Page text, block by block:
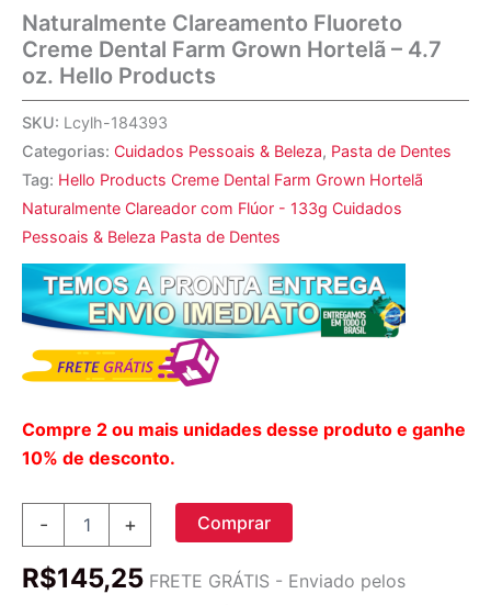
Naturalmente Clareamento Fluoreto
Creme Dental Farm Grown Hortelã – 4.7
oz. Hello Products
SKU: Lcylh-184393
Categorias: Cuidados Pessoais & Beleza, Pasta de Dentes
Tag: Hello Products Creme Dental Farm Grown Hortelã
Naturalmente Clareador com Flúor - 133g Cuidados
Pessoais & Beleza Pasta de Dentes
Compre 2 ou mais unidades desse produto e ganhe
10% de desconto.
-
Clareamento
Creme
+ Comprar
R$145,25 FRETE GRÁTIS - Enviado pelos